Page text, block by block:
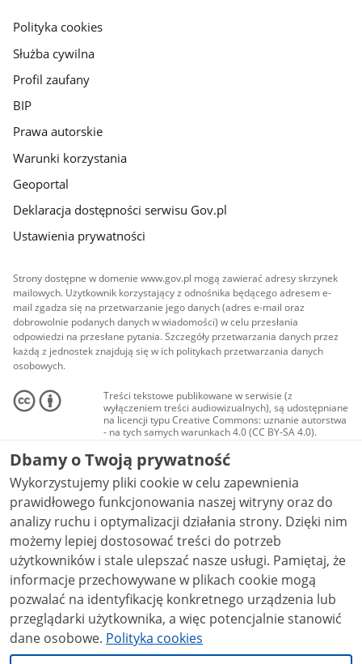
gov.pl
Polityka cookies
Służba cywilna
Profil zaufany
BIP
Prawa autorskie
Warunki korzystania
Geoportal
Deklaracja dostępności serwisu Gov.pl
Ustawienia prywatności
Strony dostępne w domenie www.gov.pl mogą zawierać adresy skrzynek
mailowych. Użytkownik korzystający z odnośnika będącego adresem e-
mail zgadza się na przetwarzanie jego danych (adres e-mail oraz
dobrowolnie podanych danych w wiadomości) w celu przesłania
odpowiedzi na przesłane pytania. Szczegóły przetwarzania danych przez
każdą z jednostek znajdują się w ich politykach przetwarzania danych
osobowych.
Treści tekstowe publikowane w serwisie (z
wyłączeniem treści audiowizualnych), są udostępniane
na licencji typu Creative Commons: uznanie autorstwa
- na tych samych warunkach 4.0 (CC BY-SA 4.0).
Materiały audiowizualne, w tym zdjęcia, materiały
audio i wideo, są udostępniane na licencji typu
Creative Commons: uznanie autorstwa użycie
niekomercyjne - bez utworów zależnych 4.0 (CC BY-
NC-ND 4.0), o ile nie jest to stwierdzone inaczej.
Dbamy o Twoją prywatność
Wykorzystujemy pliki cookie w celu zapewnienia
prawidłowego funkcjonowania naszej witryny oraz do
analizy ruchu i optymalizacji działania strony. Dzięki nim
możemy lepiej dostosować treści do potrzeb
użytkowników i stale ulepszać nasze usługi. Pamiętaj, że
informacje przechowywane w plikach cookie mogą
pozwalać na identyfikację konkretnego urządzenia lub
przeglądarki użytkownika, a więc potencjalnie stanowić
dane osobowe. Polityka cookies